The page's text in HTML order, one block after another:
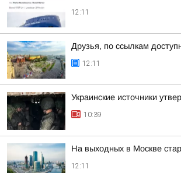
12:11
Друзья, по ссылкам
12:11
Украинские источники
10:39
На выходных в Москве
12:11